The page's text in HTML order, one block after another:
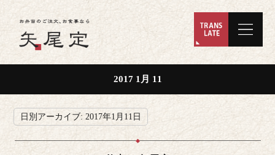
2017 1月 11
日別アーカイブ:2017年1月11日